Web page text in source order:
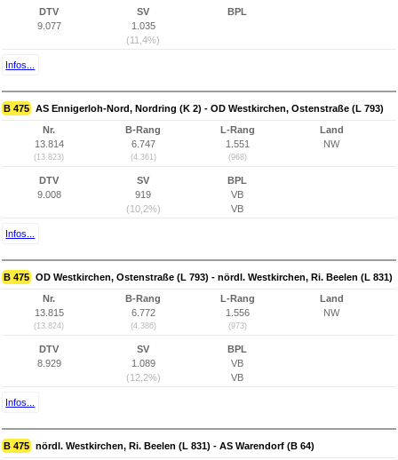
DTV
9.077
SV
1.035
(11,4%)
BPL
Infos...
B 475 AS Ennigerloh-Nord, Nordring (K 2) - OD Westkirchen, Ostenstraße (L 793)
Nr.
13.814
(13.823)
B-Rang
6.747
(4.361)
L-Rang
1.551
(968)
Land
NW
DTV
9.008
SV
919
(10,2%)
BPL
VB
VB
Infos...
B 475 OD Westkirchen, Ostenstraße (L 793) - nördl. Westkirchen, Ri. Beelen (L 831)
Nr.
13.815
(13.824)
B-Rang
6.772
(4.386)
L-Rang
1.556
(973)
Land
NW
DTV
8.929
SV
1.089
(12,2%)
BPL
VB
VB
Infos...
B 475 nördl. Westkirchen, Ri. Beelen (L 831) - AS Warendorf (B 64)